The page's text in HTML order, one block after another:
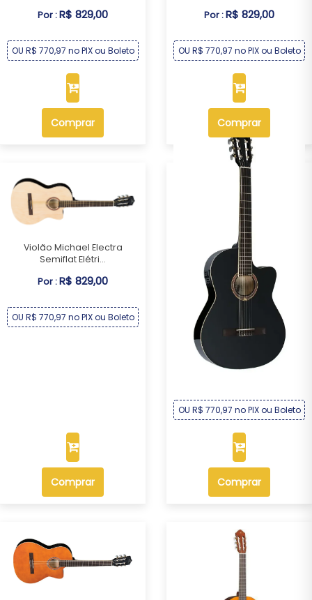
Por :R$ 829,00
OU R$ 770,97 no PIX ou Boleto
Comprar
Por :R$ 829,00
OU R$ 770,97 no PIX ou Boleto
Comprar
Violão Michael Electra
Semiflat Elétri...
Por :R$ 829,00
OU R$ 770,97 no PIX ou Boleto
Comprar
Violão Michael Electra
R$ 829,00
OU R$ 770,97 no PIX ou Boleto
Comprar